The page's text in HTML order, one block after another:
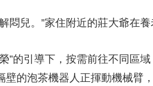
兒。”家住附近的莊大爺在養
引導下，按需前往不同區
的泡茶機器人正揮動機械臂